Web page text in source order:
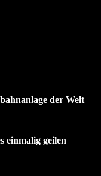
der Welt
einmalig geilen